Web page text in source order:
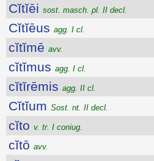
Cĭtĭēi sost. masch. pl. II decl.
Cĭtĭēus agg. I cl.
cĭtĭmē avv.
cĭtĭmus agg. I cl.
cĭtĭrēmis agg. II cl.
Cĭtĭum Sost. nt. II decl.
cĭto v. tr. I coniug.
cĭtō avv.